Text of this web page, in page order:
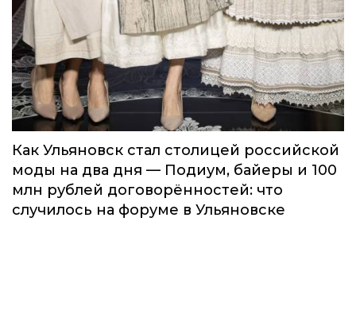
Как Ульяновск стал столицей российской
моды на два дня — Подиум, байеры и 100
млн рублей договорённостей: что
случилось на форуме в Ульяновске